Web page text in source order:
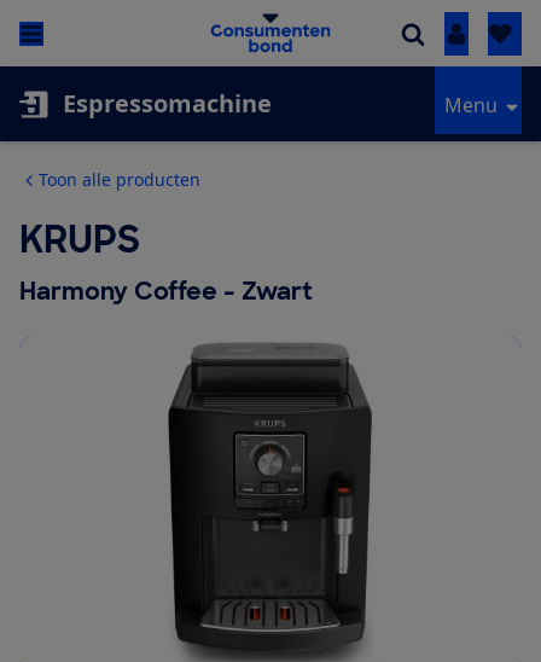
Inloggen
Espressomachine Menu
Toon alle producten
KRUPS
Harmony Coffee - Zwart